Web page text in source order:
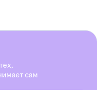
сам